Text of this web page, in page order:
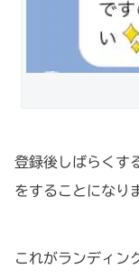
登録後しばらくす
をすることになり
これがランディン